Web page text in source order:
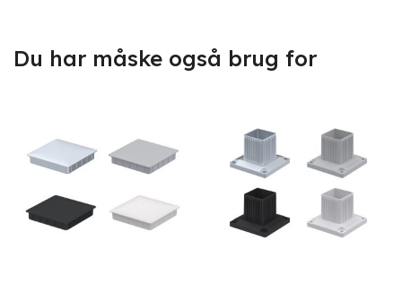
Du har måske også brug for